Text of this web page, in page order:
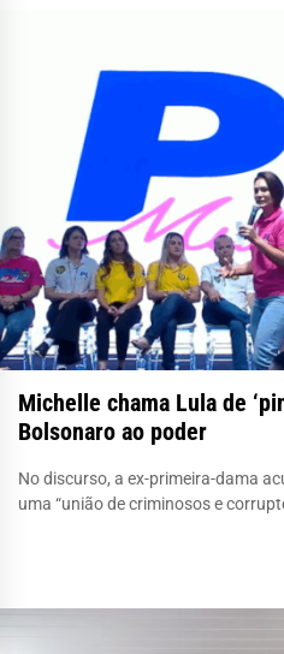
Michelle chama Lula de
Bolsonaro ao poder
No discurso, a ex-primeira-dama
uma “união de criminosos e